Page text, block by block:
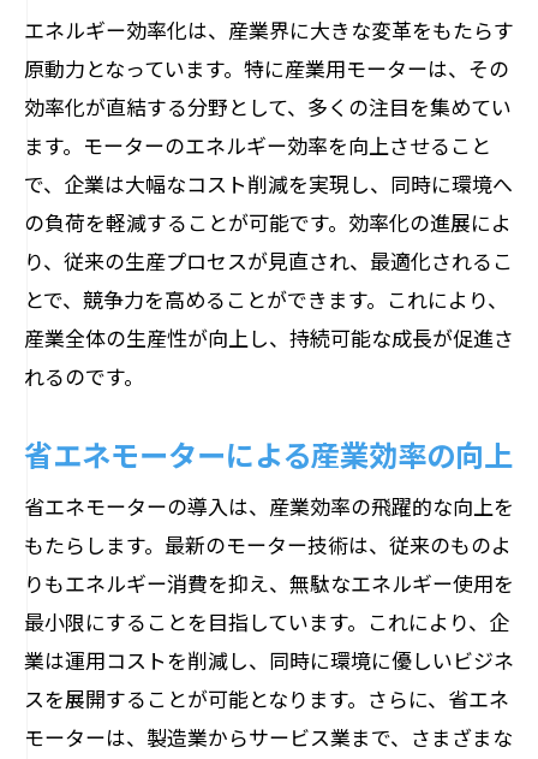
エネルギー効率化は、産業界に大きな変革をもたらす
原動力となっています。特に産業用モーターは、その
効率化が直結する分野として、多くの注目を集めてい
ます。モーターのエネルギー効率を向上させること
で、企業は大幅なコスト削減を実現し、同時に環境へ
の負荷を軽減することが可能です。効率化の進展によ
り、従来の生産プロセスが見直され、最適化されるこ
とで、競争力を高めることができます。これにより、
産業全体の生産性が向上し、持続可能な成長が促進さ
れるのです。
省エネモーターによる産業効率の向上
省エネモーターの導入は、産業効率の飛躍的な向上を
もたらします。最新のモーター技術は、従来のものよ
りもエネルギー消費を抑え、無駄なエネルギー使用を
最小限にすることを目指しています。これにより、企
業は運用コストを削減し、同時に環境に優しいビジネ
スを展開することが可能となります。さらに、省エネ
モーターは、製造業からサービス業まで、さまざまな